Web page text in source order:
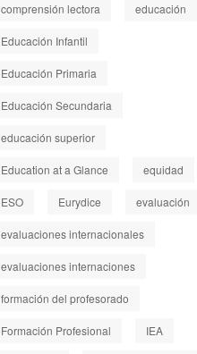
comprensión lectora educación
Educación Infantil
Educación Primaria
Educación Secundaria
educación superior
Education at a Glance equidad
ESO Eurydice evaluación
evaluaciones internacionales
evaluaciones internaciones
formación del profesorado
Formación Profesional IEA